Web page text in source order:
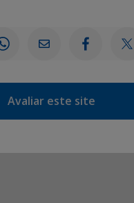
Avaliar este site